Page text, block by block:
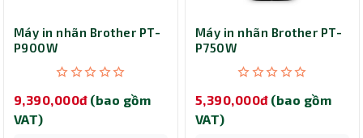
Máy in nhãn Brother PT-
P900W
9,390,000đ (bao gồm
VAT)
Máy in nhãn Brother PT-
P750W
5,390,000đ (bao gồm
VAT)